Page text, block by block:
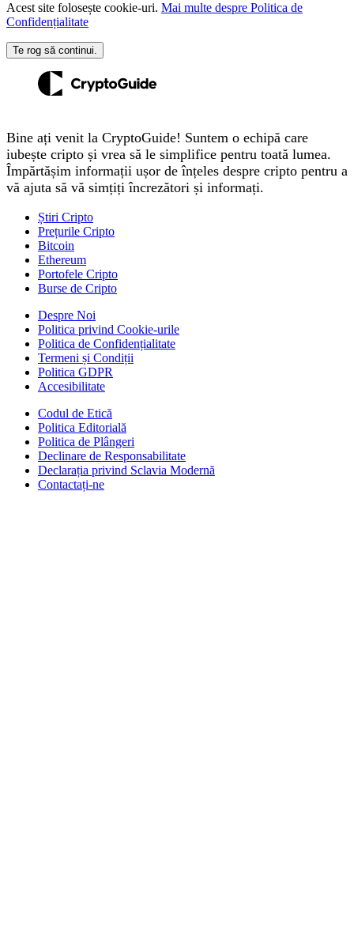
Acest site folosește cookie-uri. Mai multe despre Politica de
Confidențialitate
Te rog să continui.
Bine ați venit la CryptoGuide! Suntem o echipă care
iubește cripto și vrea să le simplifice pentru toată lumea.
Împărtășim informații ușor de înțeles despre cripto pentru a
vă ajuta să vă simțiți încrezători și informați.
Știri Cripto
Prețurile Cripto
Bitcoin
Ethereum
Portofele Cripto
Burse de Cripto
Despre Noi
Politica privind Cookie-urile
Politica de Confidențialitate
Termeni și Condiții
Politica GDPR
Accesibilitate
Codul de Etică
Politica Editorială
Politica de Plângeri
Declinare de Responsabilitate
Declarația privind Sclavia Modernă
Contactați-ne